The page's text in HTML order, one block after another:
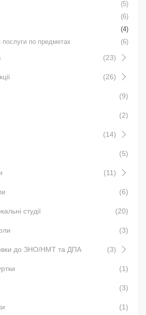
(5)
(6)
(4)
послуги по предметах
(6)
(23)
(26)
(9)
(2)
(14)
(5)
(11)
(6)
студії (20)
(3)
до ЗНО/НМТ та ДПА (3)
(1)
(3)
(1)